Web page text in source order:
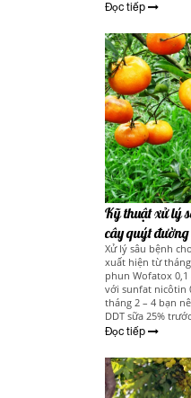
Đọc tiếp
Kỹ thuật xử lý
cây quýt đường
Xử lý sâu bệnh
xuất hiện từ
phun Wofatox 0,1
với sunfat nicôtin
tháng 2 – 4 bạn
DDT sữa 25%
Đọc tiếp